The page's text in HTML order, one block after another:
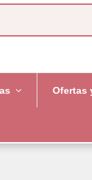
Ofertas